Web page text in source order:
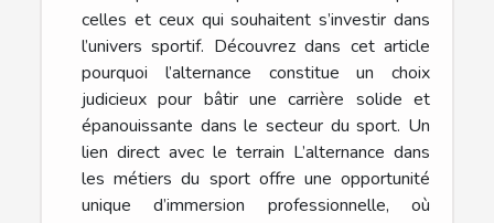
celles et ceux qui souhaitent s’investir dans
l’univers sportif. Découvrez dans cet article
pourquoi l’alternance constitue un choix
judicieux pour bâtir une carrière solide et
épanouissante dans le secteur du sport. Un
lien direct avec le terrain L’alternance dans
les métiers du sport offre une opportunité
unique d’immersion professionnelle, où